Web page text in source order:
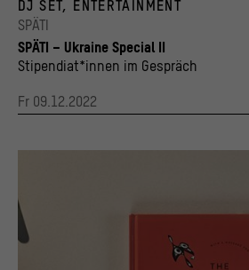
SPÄTI – Afterwork im Humboldt Forum, Ukraine
© Stiftung Humboldt Forum im Berliner Schloss/
DJ SET, ENTERTAINMENT
SPÄTI
SPÄTI – Ukraine Special II
Stipendiat*innen im Gespräch
Fr 09.12.2022